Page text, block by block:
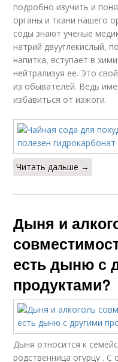
подробно изучить и
органы и ткани нашего
соды знают ученые
натрий двууглекислый,
напитка, вступает в
нейтрализуя ее. Это
из обывателей. Ведь
избавиться от изжоги.
Читать дальше →
Дыня и
есть дыню с
продуктами?
Дыня относится к
родственница огурцу . С